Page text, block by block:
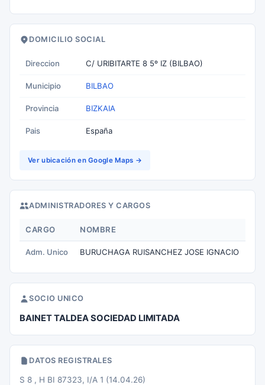
DOMICILIO SOCIAL
Direccion C/ URIBITARTE 8 5º IZ (BILBAO)
Municipio BILBAO
Provincia BIZKAIA
Pais España
Ver ubicación en Google Maps →
ADMINISTRADORES Y CARGOS
CARGO NOMBRE
Adm. Unico BURUCHAGA RUISANCHEZ JOSE IGNACIO
SOCIO UNICO
BAINET TALDEA SOCIEDAD LIMITADA
DATOS REGISTRALES
S 8 , H BI 87323, I/A 1 (14.04.26)